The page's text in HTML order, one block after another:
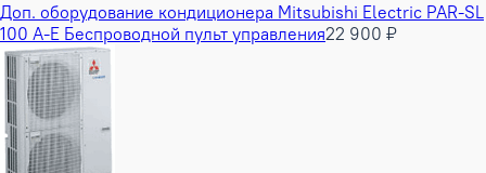
Доп. оборудование кондиционера Mitsubishi Electric PAR-SL
100 A-E Беспроводной пульт управления22 900 ₽